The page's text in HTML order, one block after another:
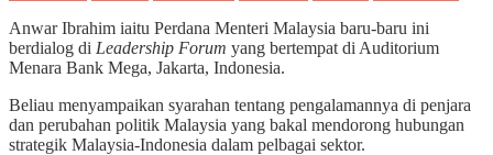
Anwar Ibrahim iaitu Perdana Menteri Malaysia baru-baru ini
berdialog di Leadership Forum yang bertempat di Auditorium
Menara Bank Mega, Jakarta, Indonesia.
Beliau menyampaikan syarahan tentang pengalamannya di penjara
dan perubahan politik Malaysia yang bakal mendorong hubungan
strategik Malaysia-Indonesia dalam pelbagai sektor.